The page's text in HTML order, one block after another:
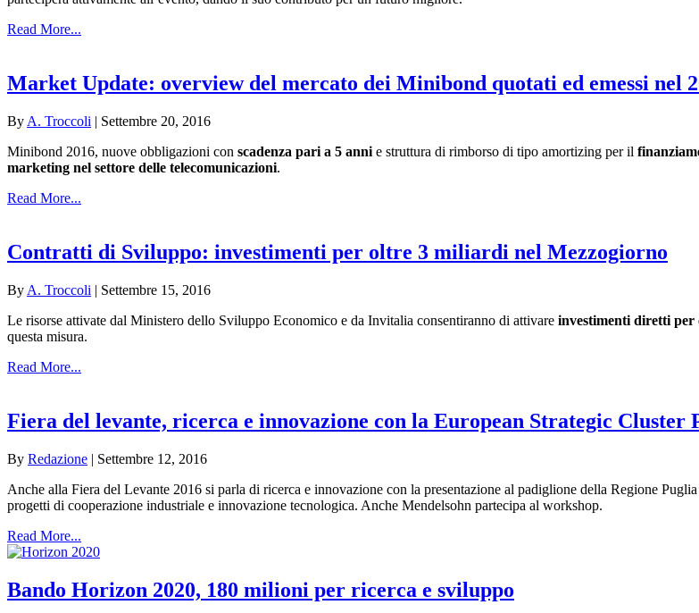
Read More...
Market Update: overview del mercato dei Minibond quotati ed emessi nel
By A. Troccoli | Settembre 20, 2016
Minibond 2016, nuove obbligazioni con scadenza pari a 5 anni e struttura di rimborso di tipo amortizing per il
marketing nel settore delle telecomunicazioni.
Read More...
Contratti di Sviluppo: investimenti per oltre 3 miliardi nel Mezzogiorno
By A. Troccoli | Settembre 15, 2016
Le risorse attivate dal Ministero dello Sviluppo Economico e da Invitalia consentiranno di attivare investimenti diretti
questa misura.
Read More...
Fiera del levante, ricerca e innovazione con la European Strategic Cluster
By Redazione | Settembre 12, 2016
Anche alla Fiera del Levante 2016 si parla di ricerca e innovazione con la presentazione al padiglione della Regione
progetti di cooperazione industriale e innovazione tecnologica. Anche Mendelsohn partecipa al workshop.
Read More...
Bando Horizon 2020, 180 milioni per ricerca e sviluppo